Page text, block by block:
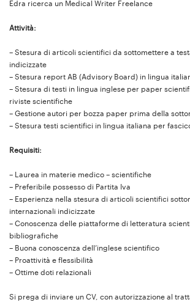
Edra ricerca un Medical Writer Freelance
Attività:
– Stesura di articoli scientifici da sottomettere a
indicizzate
– Stesura report AB (Advisory Board) in lingua
– Stesura di testi in lingua inglese per paper
riviste scientifiche
– Gestione autori per bozza paper prima della
– Stesura testi scientifici in lingua italiana per
Requisiti:
– Laurea in materie medico – scientifiche
– Preferibile possesso di Partita Iva
– Esperienza nella stesura di articoli scientifici
internazionali indicizzate
– Conoscenza delle piattaforme di letteratura
bibliografiche
– Buona conoscenza dell’inglese scientifico
– Proattività e flessibilità
– Ottime doti relazionali
Si prega di inviare un CV, con autorizzazione al